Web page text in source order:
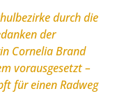
durch die
der
Cornelia Brand
vorausgesetzt –
für einen Radweg